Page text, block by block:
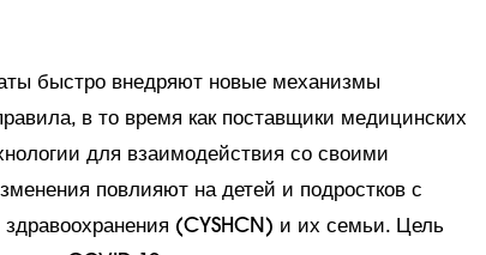
быстро внедряют новые механизмы
в то время как поставщики медицинских
для взаимодействия со своими
повлияют на детей и подростков с
(CYSHCN) и их семьи. Цель